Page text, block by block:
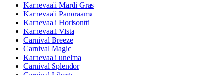
Karnevaali Mardi Gras
Karnevaali Panoraama
Karnevaali Horisontti
Karnevaali Vista
Carnival Breeze
Carnival Magic
Karnevaali unelma
Carnival Splendor